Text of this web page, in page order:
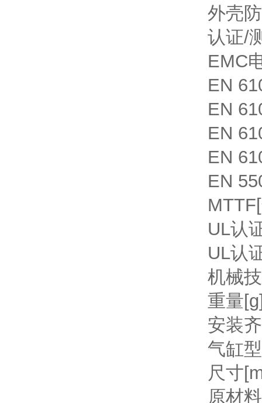
外壳
认证/
EMC
EN
EN
EN
EN
EN
UL认
UL认
机械
重量
安装
气缸
尺寸
原材料